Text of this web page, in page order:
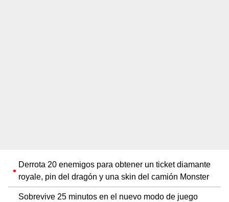
Derrota 20 enemigos para obtener un ticket diamante
royale, pin del dragón y una skin del camión Monster
Sobrevive 25 minutos en el nuevo modo de juego